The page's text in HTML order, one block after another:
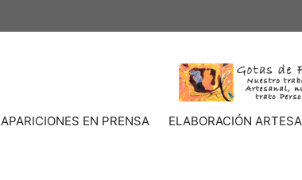
APARICIONES EN PRENSA ELABORACIÓN